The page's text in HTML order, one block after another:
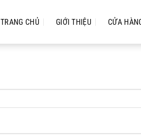
TRANG CHỦ GIỚI THIỆU CỬA